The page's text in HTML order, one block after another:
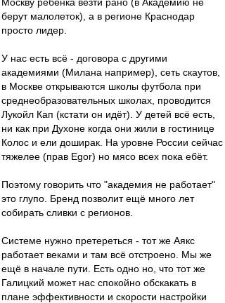
берут малолеток), а в регионе Краснодар
просто лидер.
У нас есть всё - договора с другими
академиями (Милана например), сеть скаутов,
в Москве открываются школы футбола при
среднеобразовательных школах, проводится
Лукойл Кап (кстати он идёт). У детей всё есть,
ни как при Духоне когда они жили в гостинице
Колос и ели доширак. На уровне России сейчас
тяжелее (прав Egor) но мясо всех пока ебёт.
Поэтому говорить что "академия не работает"
это глупо. Бренд позволит ещё много лет
собирать сливки с регионов.
Системе нужно претереться - тот же Аякс
работает веками и там всё отстроено. Мы же
ещё в начале пути. Есть одно но, что тот же
Галицкий может нас спокойно обскакать в
плане эффективности и скорости настройки